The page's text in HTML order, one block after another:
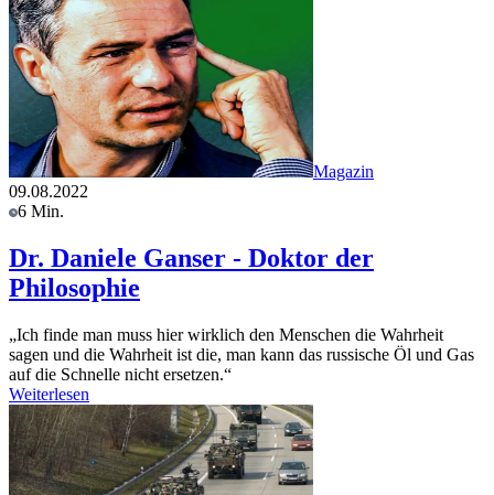
Magazin
09.08.2022
6 Min.
Dr. Daniele Ganser - Doktor der
Philosophie
„Ich finde man muss hier wirklich den Menschen die Wahrheit
sagen und die Wahrheit ist die, man kann das russische Öl und Gas
auf die Schnelle nicht ersetzen.“
Weiterlesen